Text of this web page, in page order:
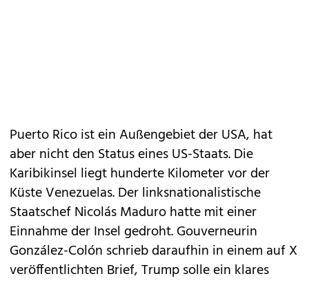
Puerto Rico ist ein Außengebiet der USA, hat
aber nicht den Status eines US-Staats. Die
Karibikinsel liegt hunderte Kilometer vor der
Küste Venezuelas. Der linksnationalistische
Staatschef Nicolás Maduro hatte mit einer
Einnahme der Insel gedroht. Gouverneurin
González-Colón schrieb daraufhin in einem auf X
veröffentlichten Brief, Trump solle ein klares